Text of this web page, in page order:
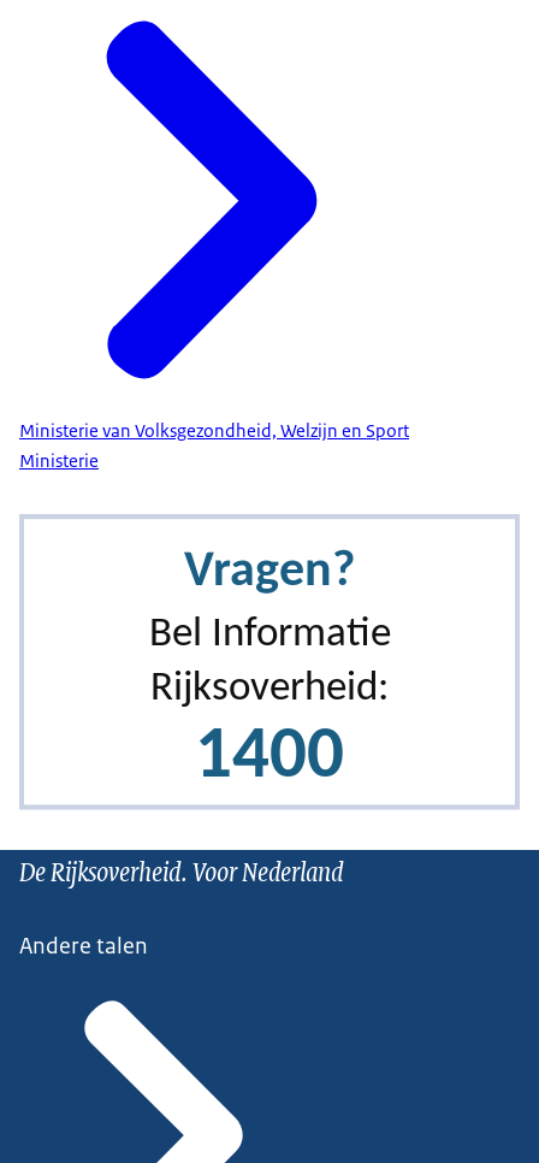
Ministerie van Volksgezondheid, Welzijn en Sport
Ministerie
De Rijksoverheid. Voor Nederland
Andere talen